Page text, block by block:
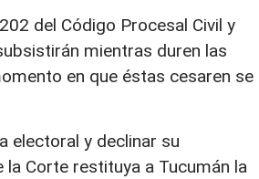
del Código Procesal Civil y
mientras duren las
en que éstas cesaren se
electoral y declinar su
Corte restituya a Tucumán la